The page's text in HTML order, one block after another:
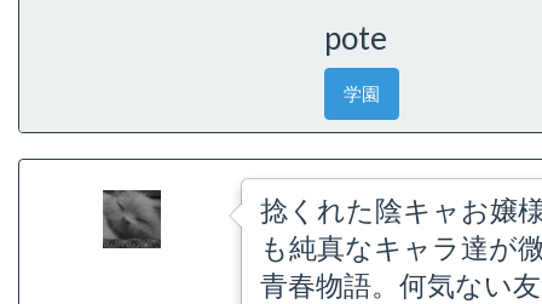
pote
学園
捻くれた陰キャお嬢
も純真なキャラ達が
青春物語。何気ない